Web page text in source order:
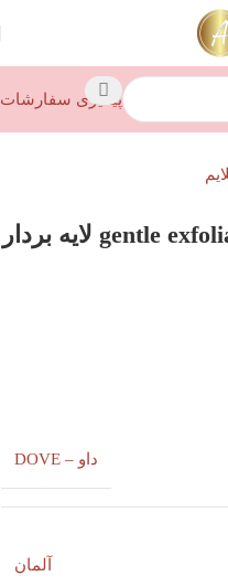
پیگیری سفارشات
صابون داو Dove مدل gentle exfoliating لایه بردار
داو – DOVE
آلمان